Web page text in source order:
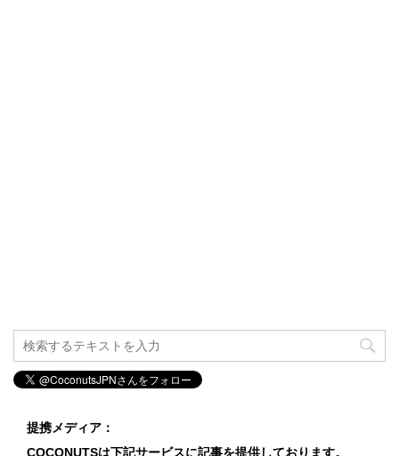
提携メディア：
COCONUTSは下記サービスに記事を提供しております。